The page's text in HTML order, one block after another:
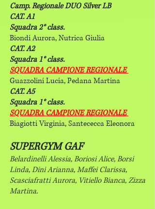
Camp. Regionale DUO Silver LB
CAT. A1
Squadra 2° class.
Biondi Aurora, Nutrica Giulia
CAT. A2
Squadra 1° class.
SQUADRA CAMPIONE REGIONALE
Guazzolini Lucia, Pedana Martina
CAT. A5
Squadra 1° class.
SQUADRA CAMPIONE REGIONALE
Biagiotti Virginia, Santececca Eleonora
SUPERGYM GAF
Belardinelli Alessia, Boriosi Alice, Borsi
Linda, Dini Arianna, Maffei Clarissa,
Scasciafratti Aurora, Vitiello Bianca, Zizza
Martina.